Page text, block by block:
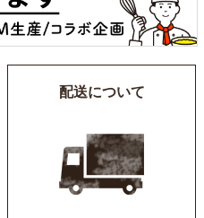
配送について